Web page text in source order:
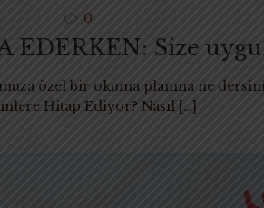
0
Size
özel bir okuma planına ne
Hitap Ediyor? Nasıl […]